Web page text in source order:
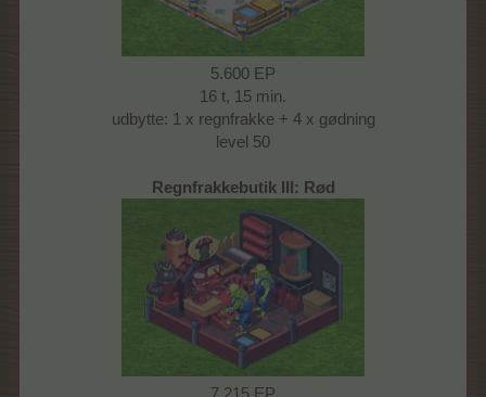
5.600 EP
16 t, 15 min.
udbytte: 1 x regnfrakke + 4 x gødning
level 50
Regnfrakkebutik III: Rød